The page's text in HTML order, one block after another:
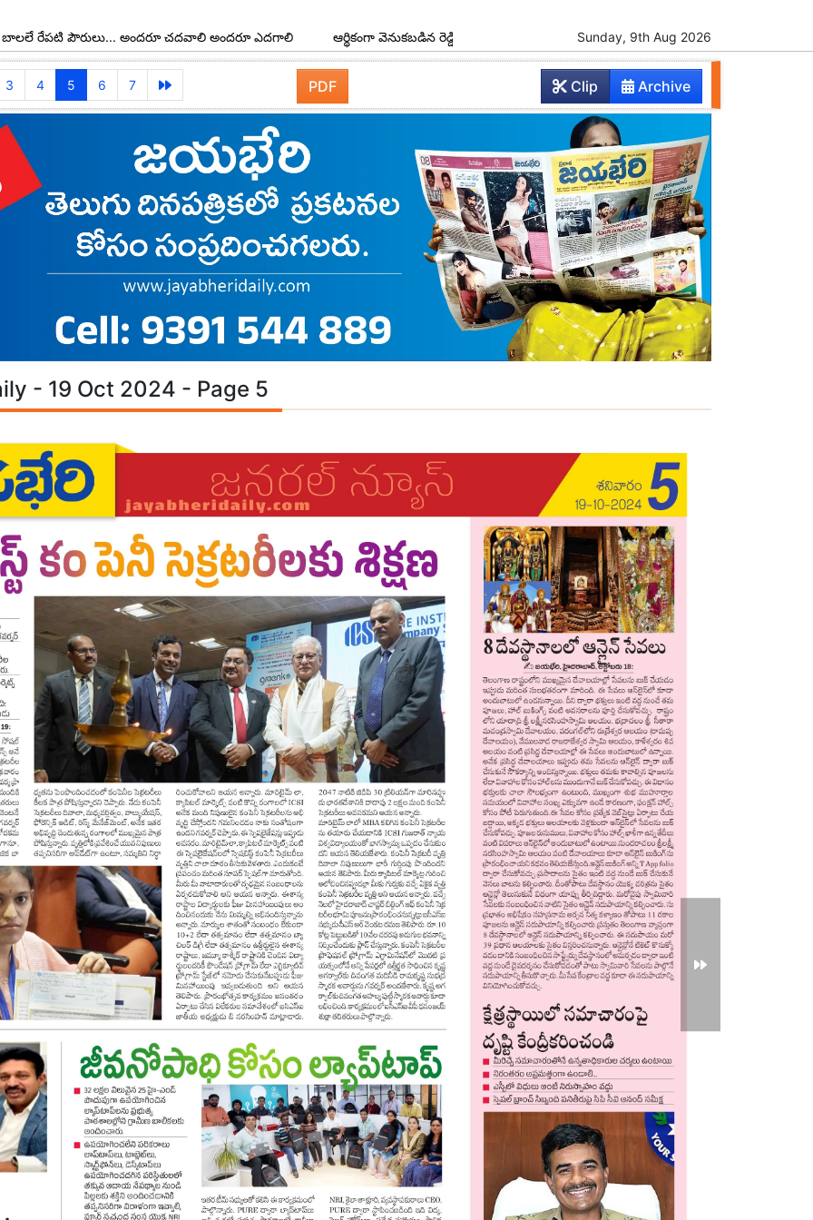
పౌరులు... అందరూ చదవాలి అందరూ ఎదగాలి ఆర్థికంగా వెనుకబడిన రెడ్డి విద్యార్థులకు అవర్ రెడ్డి ఫౌండేషన్ స్కాలర్‌షిప్‌ల పంపిణీ రేపు యాదాద్రికి
Sunday, 9th Aug 2026
3 4 5 6 7 PDF Archive
Clip
- 19 Oct 2024 - Page 5